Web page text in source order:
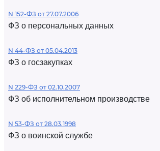
N 152-ФЗ от 27.07.2006
ФЗ о персональных данных
N 44-ФЗ от 05.04.2013
ФЗ о госзакупках
N 229-ФЗ от 02.10.2007
ФЗ об исполнительном производстве
N 53-ФЗ от 28.03.1998
ФЗ о воинской службе